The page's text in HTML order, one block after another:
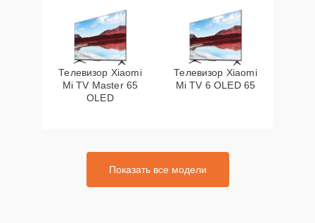
Телевизор Xiaomi
Mi TV Master 65
OLED
Телевизор Xiaomi
Mi TV 6 OLED 65
Показать все модели